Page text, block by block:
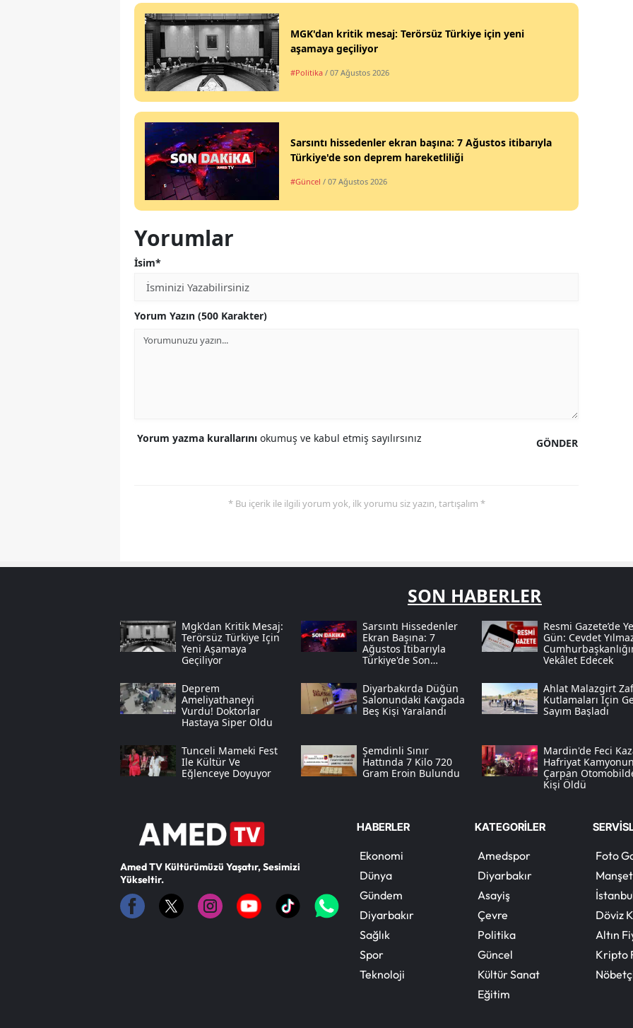
MGK'dan kritik mesaj: Terörsüz Türkiye için yeni
aşamaya geçiliyor
#Politika / 07 Ağustos 2026
Sarsıntı hissedenler ekran başına: 7 Ağustos itibarıyla
Türkiye'de son deprem hareketliliği
#Güncel / 07 Ağustos 2026
Yorumlar
İsim*
Yorum Yazın (500 Karakter)
GÖNDER
Yorum yazma kurallarını okumuş ve kabul etmiş sayılırsınız
* Bu içerik ile ilgili yorum yok, ilk yorumu siz yazın, tartışalım *
SON HABERLER
Mgk'dan Kritik Mesaj:
Terörsüz Türkiye Için
Yeni Aşamaya
Geçiliyor
Sarsıntı Hissedenler
Ekran Başına: 7
Ağustos Itibarıyla
Türkiye'de Son
Resmi Gazete’de
Gün: Cevdet
Vekâlet Edecek
Deprem
Ameliyathaneyi
Vurdu! Doktorlar
Hastaya Siper Oldu
Diyarbakırda Düğün
Salonundaki Kavgada
Beş Kişi Yaralandı
Ahlat Malazgirt
Kutlamaları Için
Sayım Başladı
Tunceli Mameki Fest
Ile Kültür Ve
Eğlenceye Doyuyor
Şemdinli Sınır
Hattında 7 Kilo 720
Gram Eroin Bulundu
Mardin'de Feci
Hafriyat
Çarpan
Kişi Öldü
Amed TV Kültürümüzü Yaşatır, Sesimizi
Yükseltir.
HABERLER
Ekonomi
Dünya
Gündem
Diyarbakır
Sağlık
Spor
Teknoloji
KATEGORİLER
Amedspor
Diyarbakır
Asayiş
Çevre
Politika
Güncel
Kültür Sanat
Eğitim
Foto
Döviz
Altın
Kripto